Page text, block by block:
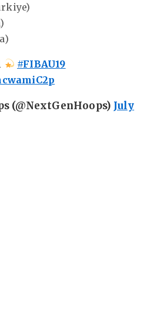
#FIBAU19
(@NextGenHoops) July